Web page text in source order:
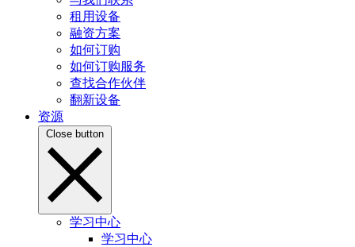
租用设备
融资方案
如何订购
如何订购服务
查找合作伙伴
翻新设备
资源
Close button
学习中心
学习中心